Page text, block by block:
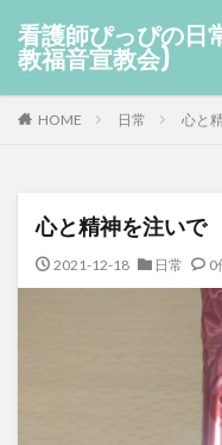
看護師ぴっぴの日
教福音宣教会)
HOME 日常 心と
心と精神を注いで
2021-12-18 日常 0